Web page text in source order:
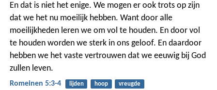
En dat is niet het enige. We mogen er ook trots op zijn
dat we het nu moeilijk hebben. Want door alle
moeilijkheden leren we om vol te houden. En door vol
te houden worden we sterk in ons geloof. En daardoor
hebben we het vaste vertrouwen dat we eeuwig bij God
zullen leven.
Romeinen 5:3-4 lijden hoop vreugde